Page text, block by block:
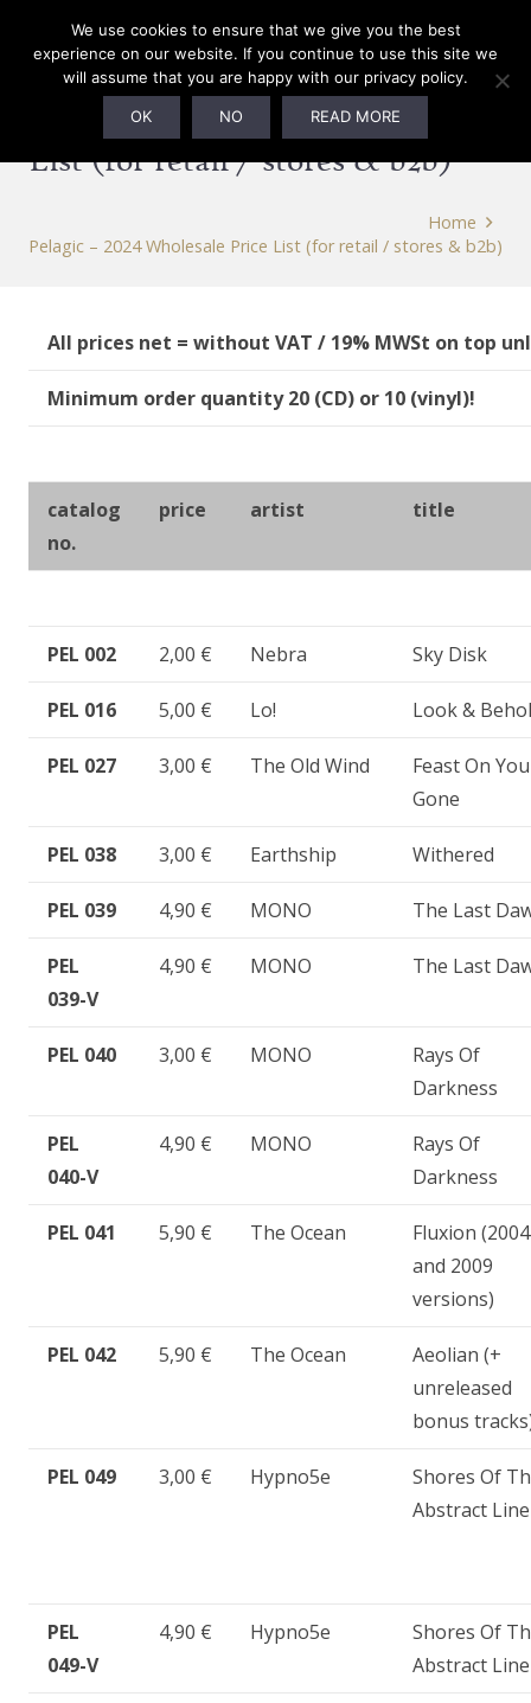
Pelagic – 2024 Wholesale Price
List (for retail / stores & b2b)
Home
Pelagic – 2024 Wholesale Price List (for retail / stores & b2b)
All prices net = without VAT / 19% MWSt on top
Minimum order quantity 20 (CD) or 10 (vinyl)!
catalog
no.
price artist title
PEL 002 2,00 € Nebra Sky Disk
PEL 016 5,00 € Lo! Look &
PEL 027 3,00 € The Old Wind
Feast On
Gone
PEL 038 3,00 € Earthship Withered
PEL 039 4,90 € MONO The Last
PEL
039-V
4,90 € MONO The Last
PEL 040 3,00 € MONO
Rays Of
Darkness
PEL
040-V
4,90 € MONO
Rays Of
Darkness
PEL 041 5,90 € The Ocean
Fluxion (2004
and 2009
versions)
PEL 042 5,90 € The Ocean
Aeolian (+
unreleased
bonus
PEL 049 3,00 € Hypno5e
Shores Of
Abstract Line
PEL
049-V
4,90 € Hypno5e
Shores Of
Abstract Line
We use cookies to ensure that we give you the best
experience on our website. If you continue to use this site we
will assume that you are happy with our privacy policy.
OK NO READ MORE